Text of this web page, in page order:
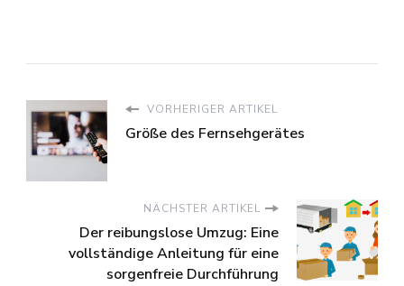
VORHERIGER ARTIKEL
Größe des Fernsehgerätes
NÄCHSTER ARTIKEL
Der reibungslose Umzug: Eine
vollständige Anleitung für eine
sorgenfreie Durchführung